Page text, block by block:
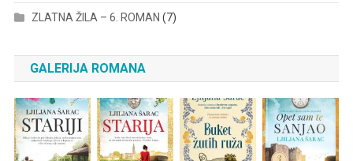
ZLATNA ŽILA – 6. ROMAN (7)
GALERIJA ROMANA